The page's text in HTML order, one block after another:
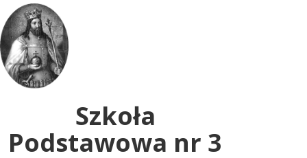
Uwaga:
ta
witryna
zawiera
system
dostępności.
Szkoła
Podstawowa nr 3